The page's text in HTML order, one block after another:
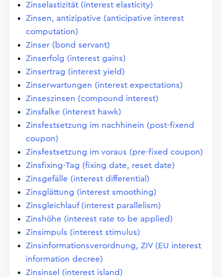
Zinselastizität (interest elasticity)
Zinsen, antizipative (anticipative interest
computation)
Zinser (bond servant)
Zinserfolg (interest gains)
Zinsertrag (interest yield)
Zinserwartungen (interest expectations)
Zinseszinsen (compound interest)
Zinsfalke (interest hawk)
Zinsfestsetzung im nachhinein (post-fixend
coupon)
Zinsfestsetzung im voraus (pre-fixed coupon)
Zinsfixing-Tag (fixing date, reset date)
Zinsgefälle (interest differential)
Zinsglättung (interest smoothing)
Zinsgleichlauf (interest parallelism)
Zinshöhe (interest rate to be applied)
Zinsimpuls (interest stimulus)
Zinsinformationsverordnung, ZIV (EU interest
information decree)
Zinsinsel (interest island)